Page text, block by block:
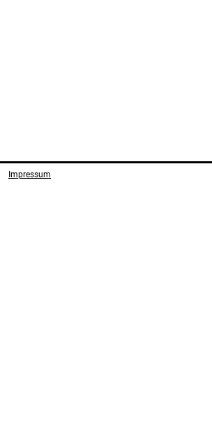
Impressum